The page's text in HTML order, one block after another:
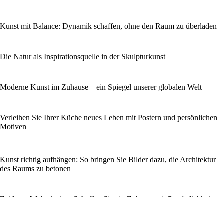
Kunst mit Balance: Dynamik schaffen, ohne den Raum zu überladen
Die Natur als Inspirationsquelle in der Skulpturkunst
Moderne Kunst im Zuhause – ein Spiegel unserer globalen Welt
Verleihen Sie Ihrer Küche neues Leben mit Postern und persönlichen
Motiven
Kunst richtig aufhängen: So bringen Sie Bilder dazu, die Architektur
des Raums zu betonen